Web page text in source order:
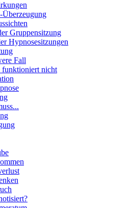
Überzeugung
Gruppensitzung
Hypnosesitzungen
Fall
funktioniert nicht